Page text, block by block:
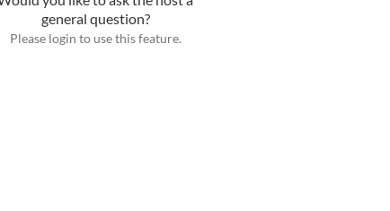
general question?
Please login to use this feature.